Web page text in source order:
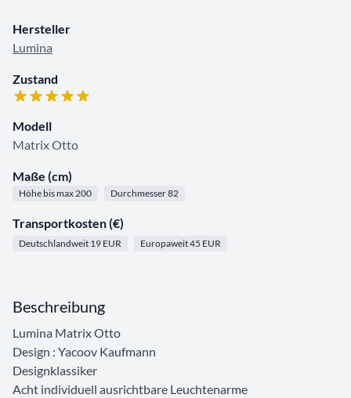
Hersteller
Lumina
Zustand
Modell
Matrix Otto
Maße (cm)
Höhe bis max 200 Durchmesser 82
Transportkosten (€)
Deutschlandweit 19 EUR Europaweit 45 EUR
Beschreibung
Lumina Matrix Otto
Design : Yacoov Kaufmann
Designklassiker
Acht individuell ausrichtbare Leuchtenarme